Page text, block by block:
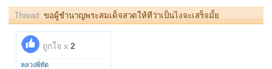
Thread: ขอผู้ชำนาญพระสมเด็จสวดให้ทีว่าเป็นไงจะเสร็จมั้ย
ถูกใจ x 2
หลวงพี่ทัต